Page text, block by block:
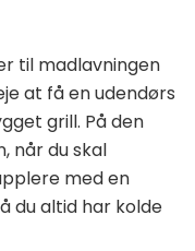
til madlavningen
at få en udendørs
grill. På den
når du skal
med en
du altid har kolde